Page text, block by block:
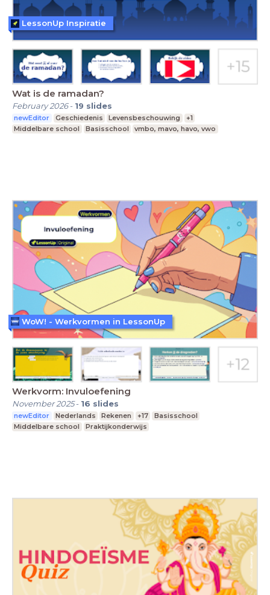
Wat is de ramadan?
February 2026- 19 slides
newEditor Geschiedenis Levensbeschouwing
+1
Middelbare school
Basisschool vmbo, mavo, havo, vwo
LessonUp Inspiratie
Werkvorm: Invuloefening
November 2025- 16 slides
newEditor Nederlands Rekenen +17
Basisschool
Middelbare school
Praktijkonderwijs
WoW! - Werkvormen in LessonUp